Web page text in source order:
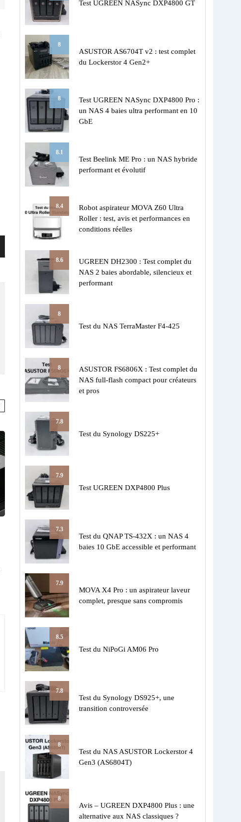
Test UGREEN NASync DXP4800 GT
8
ASUSTOR AS6704T v2 : test complet
du Lockerstor 4 Gen2+
8
Test UGREEN NASync DXP4800 Pro :
un NAS 4 baies ultra performant en 10
GbE
8.1
Test Beelink ME Pro : un NAS hybride
performant et évolutif
8.4
Robot aspirateur MOVA Z60 Ultra
Roller : test, avis et performances en
conditions réelles
8.6
UGREEN DH2300 : Test complet du
NAS 2 baies abordable, silencieux et
performant
8
Test du NAS TerraMaster F4-425
8
ASUSTOR FS6806X : Test complet du
NAS full-flash compact pour créateurs
et pros
7.8
Test du Synology DS225+
7.9
Test UGREEN DXP4800 Plus
7.3
Test du QNAP TS-432X : un NAS 4
baies 10 GbE accessible et performant
7.9
MOVA X4 Pro : un aspirateur laveur
complet, presque sans compromis
8.5
Test du NiPoGi AM06 Pro
7.8
Test du Synology DS925+, une
transition controversée
8
Test du NAS ASUSTOR Lockerstor 4
Gen3 (AS6804T)
8
Avis – UGREEN DXP4800 Plus : une
alternative aux NAS classiques ?